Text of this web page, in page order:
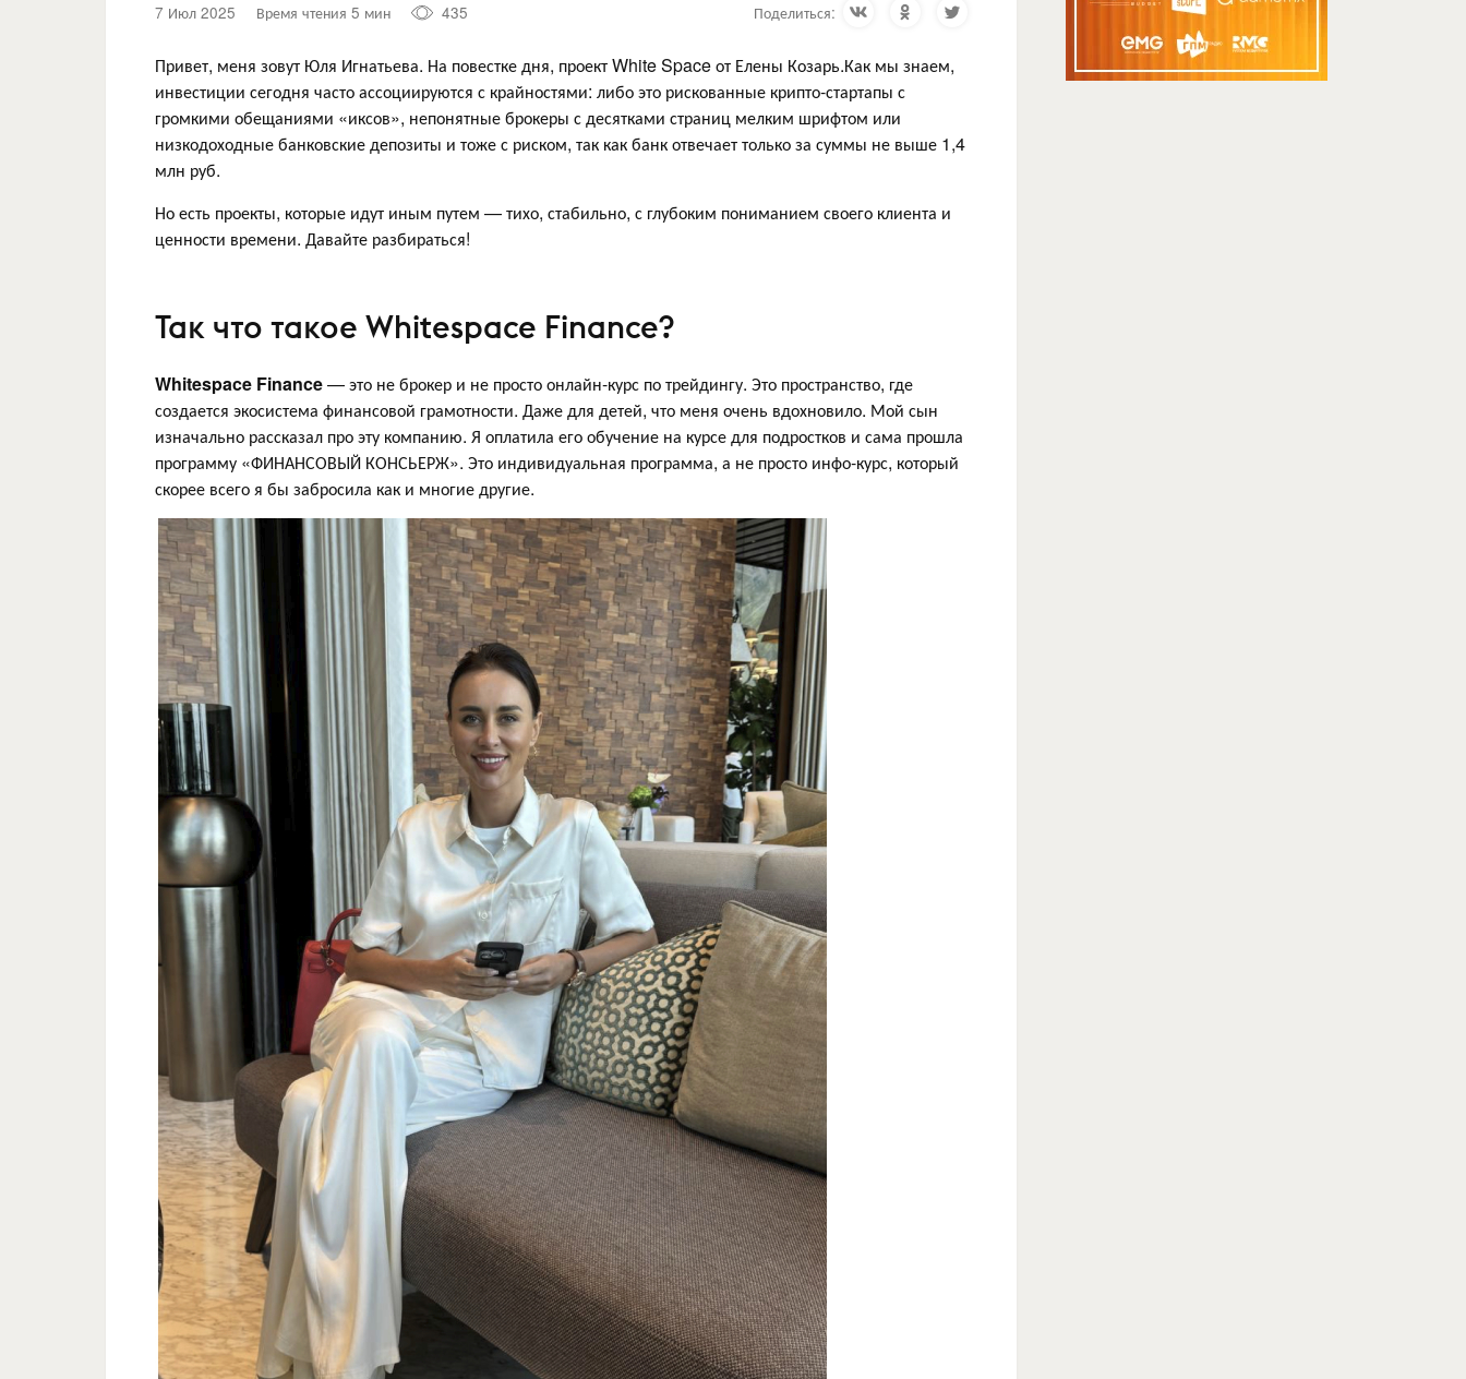
7 Июл 2025 Время чтения 5 мин 435 Поделиться:
Привет, меня зовут Юля Игнатьева. На повестке дня, проект White Space от Елены Козарь.Как мы знаем,
инвестиции сегодня часто ассоциируются с крайностями: либо это рискованные крипто-стартапы с
громкими обещаниями «иксов», непонятные брокеры с десятками страниц мелким шрифтом или
низкодоходные банковские депозиты и тоже с риском, так как банк отвечает только за суммы не выше 1,4
млн руб.
Но есть проекты, которые идут иным путем — тихо, стабильно, с глубоким пониманием своего клиента и
ценности времени. Давайте разбираться!
Так что такое Whitespace Finance?
Whitespace Finance— это не брокер и не просто онлайн-курс по трейдингу. Это пространство, где
создается экосистема финансовой грамотности. Даже для детей, что меня очень вдохновило. Мой сын
изначально рассказал про эту компанию. Я оплатила его обучение на курсе для подростков и сама прошла
программу «ФИНАНСОВЫЙ КОНСЬЕРЖ». Это индивидуальная программа, а не просто инфо-курс, который
скорее всего я бы забросила как и многие другие.